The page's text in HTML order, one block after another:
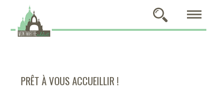
PRÊT À VOUS ACCUEILLIR !